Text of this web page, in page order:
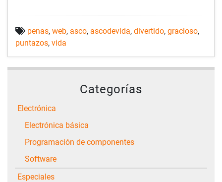
penas, web, asco, ascodevida, divertido, gracioso,
puntazos, vida
Categorías
Electrónica
Electrónica básica
Programación de componentes
Software
Especiales